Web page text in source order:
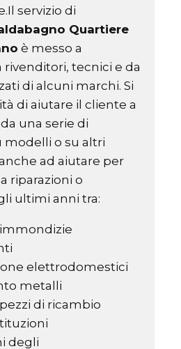
servizio di
Quartiere
è messo a
rivenditori, tecnici e da
di alcuni marchi. Si
di aiutare il cliente a
una serie di
modelli o su altri
ad aiutare per
riparazioni o
ultimi anni tra:
elettrodomestici
metalli
di ricambio
degli